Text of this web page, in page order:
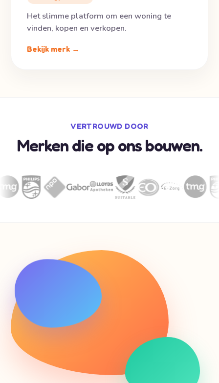
Het slimme platform om een woning te
vinden, kopen en verkopen.
Bekijk merk →
VERTROUWD DOOR
Merken die op ons bouwen.